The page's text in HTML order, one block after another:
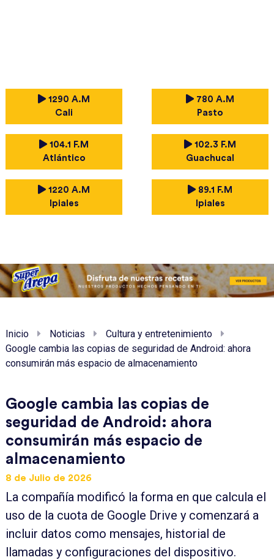
1290 A.M
Cali
780 A.M
Pasto
104.1 F.M
Atlántico
102.3 F.M
Guachucal
1220 A.M
Ipiales
89.1 F.M
Ipiales
Inicio Noticias
Cultura y entretenimiento
Google cambia las copias de seguridad de Android: ahora
consumirán más espacio de almacenamiento
Google cambia las copias de
seguridad de Android: ahora
consumirán más espacio de
almacenamiento
8 de Julio de 2026
La compañía modificó la forma en que calcula el
uso de la cuota de Google Drive y comenzará a
incluir datos como mensajes, historial de
llamadas y configuraciones del dispositivo.